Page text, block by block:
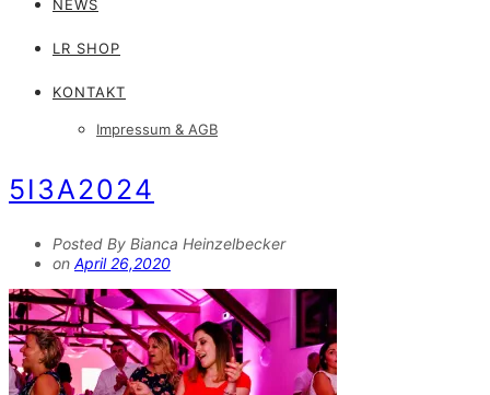
NEWS
LR SHOP
KONTAKT
Impressum & AGB
5I3A2024
Posted By Bianca Heinzelbecker
on April 26,2020